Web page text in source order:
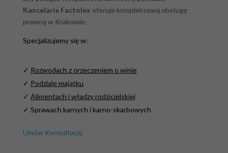
Kancelaria Factolex oferuje kompleksową obsługę
prawną w Krakowie.
Specjalizujemy się w:
✓ Rozwodach z orzeczeniem o winie
✓ Podziale majątku
✓ Alimentach i władzy rodzicielskiej
✓ Sprawach karnych i karno-skarbowych
Umów Konsultację